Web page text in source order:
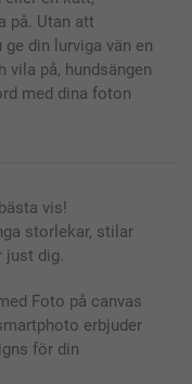
på. Utan att
din lurviga vän en
på, hundsängen
med dina foton
vis!
storlekar, stilar
just dig.
Foto på canvas
erbjuder
för din